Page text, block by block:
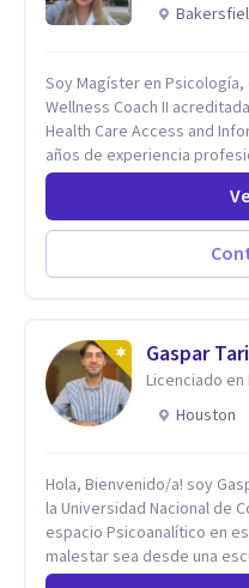
Soy Magíster en
Wellness Coach II
Health Care Access and
años de experiencia
Neurociencia del Bienestar
(español e inglés), con un
(cuerpo, mente y espíritu)
Gaspar
Licenciado
Houston
Hola, Bienvenido/a! soy
la Universidad Nacional de
espacio Psicoanalítico en
malestar sea desde una
rescatando lo singular de